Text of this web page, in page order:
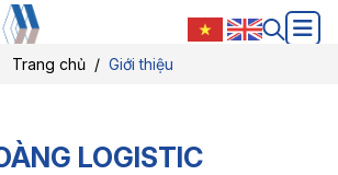
Trang chủ Giới thiệu
LOGISTIC